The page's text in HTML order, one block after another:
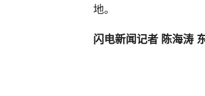
地。
闪电新闻记者 陈海涛